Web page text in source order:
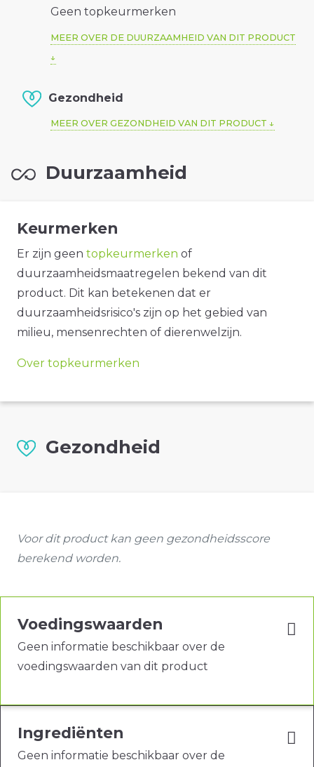
Geen topkeurmerken
MEER OVER DE DUURZAAMHEID VAN DIT PRODUCT
Gezondheid
MEER OVER GEZONDHEID VAN DIT PRODUCT
Duurzaamheid
Keurmerken
Er zijn geen topkeurmerken of
duurzaamheidsmaatregelen bekend van dit
product. Dit kan betekenen dat er
duurzaamheidsrisico's zijn op het gebied van
milieu, mensenrechten of dierenwelzijn.
Over topkeurmerken
Gezondheid
Voor dit product kan geen gezondheidsscore
berekend worden.
Voedingswaarden
Geen informatie beschikbaar over de
voedingswaarden van dit product
Ingrediënten
Geen informatie beschikbaar over de